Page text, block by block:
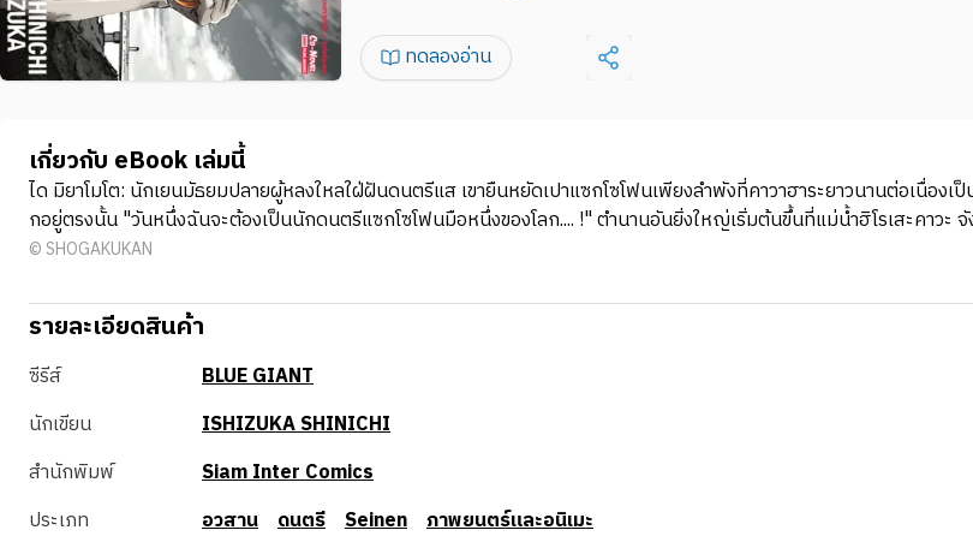
ทดลองอ่าน
เกี่ยวกับ eBook เล่มนี้
ได มิยาโมโต: นักเยนมัธยมปลายผู้หลงใหลใฝ่ฝันดนตรีแส เขายืนหยัดเปาแซกโซโฟนเพียงลำพังที่คาวาฮาระยาวนานต่อเนื่อ
กอยู่ตรงนั้น "วันหนึ่งฉันจะต้องเป็นนักดนตรีแซกโซโฟนมือหนึ่งของโลก.... !" ตำนานอันยิ่งใหญ่เริ่มต้นขึ้นที่แม่น้ำฮิโรเสะคาวะ จั
© SHOGAKUKAN
รายละเอียดสินค้า
ซีรีส์
BLUE GIANT
นักเขียน
ISHIZUKA SHINICHI
สำนักพิมพ์
Siam Inter Comics
ประเภท
อวสาน ดนตรี Seinen ภาพยนตร์และอนิเมะ